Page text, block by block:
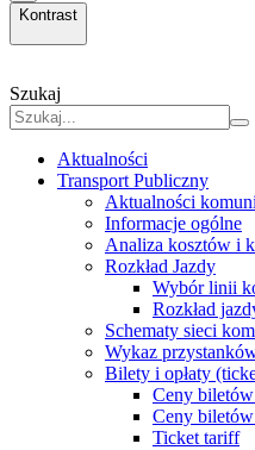
Kontrast
Szukaj
Aktualności
Transport Publiczny
Aktualności
Informacje ogólne
Analiza kosztów i
Rozkład Jazdy
Wybór linii
Rozkład
Schematy sieci
Wykaz
Bilety i opłaty
Ceny
Ceny
Ticket tariff